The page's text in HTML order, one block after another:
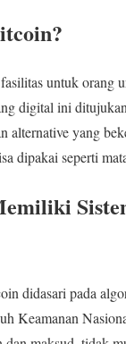
untuk orang
digital ini
alternative yang
dipakai seperti
didasari pada
Keamanan